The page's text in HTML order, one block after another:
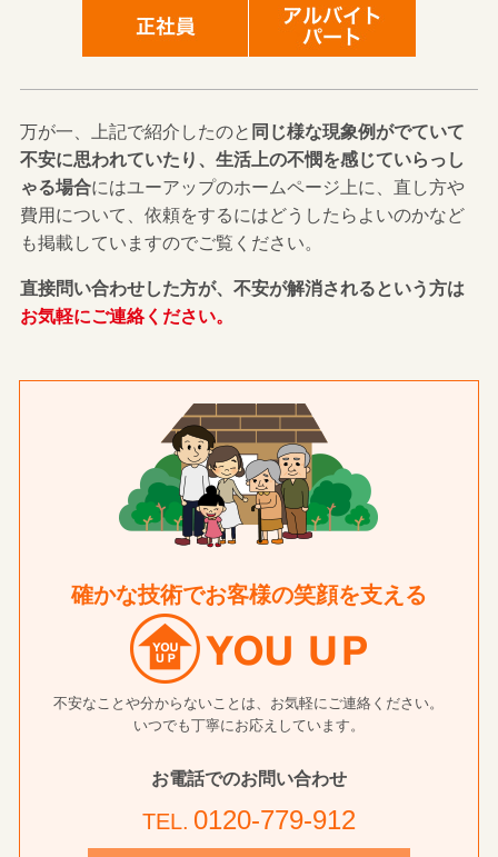
万が一、上記で紹介したのと 同じ様な現象例がでていて
不安に思われていたり、生活上の不憫を感じていらっし
ゃる場合にはユーアップのホームページ上に、直し方や
費用について、依頼をするにはどうしたらよいのかなど
も掲載していますのでご覧ください。
直接問い合わせした方が、不安が解消されるという方は
お気軽にご連絡ください。
確かな技術でお客様の笑顔を支える
不安なことや分からないことは、お気軽にご連絡ください。
いつでも丁寧にお応えしています。
お電話でのお問い合わせ
TEL. 0120-779-912